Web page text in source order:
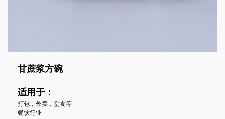
甘蔗浆方碗
适用于：
打包，外卖，堂食等
餐饮行业